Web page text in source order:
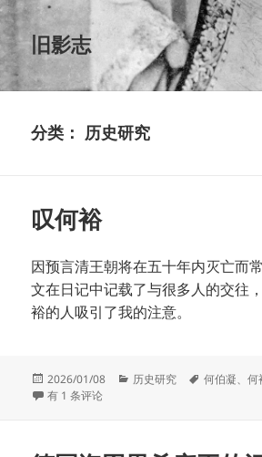
旧影志
分类： 历史研究
叹何裕
因预言清王朝将在五十年内灭亡而
文在日记中记载了与很多人的交往
裕的人吸引了我的注意。
发
布
2026/01/08
分
历史研究
标
何伯凝、何
叹何裕
有 1 条评论